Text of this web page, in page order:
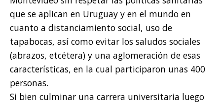
que se aplican en Uruguay y en el mundo en
cuanto a distanciamiento social, uso de
tapabocas, así como evitar los saludos sociales
(abrazos, etcétera) y una aglomeración de esas
características, en la cual participaron unas 400
personas.
Si bien culminar una carrera universitaria luego